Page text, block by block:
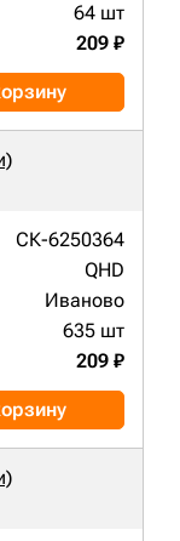
64 шт
209 ₽
СК-6250364
QHD
Иваново
635 шт
209 ₽